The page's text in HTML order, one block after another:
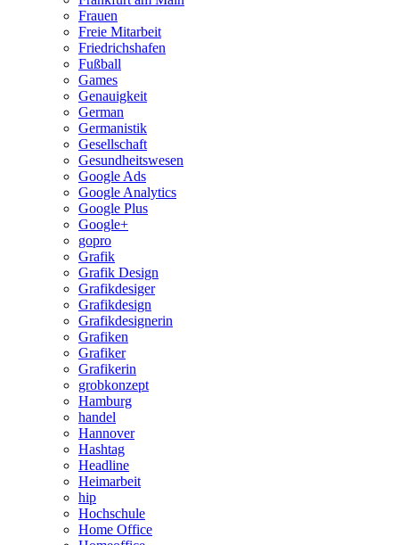
Frauen
Freie Mitarbeit
Friedrichshafen
Fußball
Games
Genauigkeit
German
Germanistik
Gesellschaft
Gesundheitswesen
Google Ads
Google Analytics
Google Plus
Google+
gopro
Grafik
Grafik Design
Grafikdesiger
Grafikdesign
Grafikdesignerin
Grafiken
Grafiker
Grafikerin
grobkonzept
Hamburg
handel
Hannover
Hashtag
Headline
Heimarbeit
hip
Hochschule
Home Office